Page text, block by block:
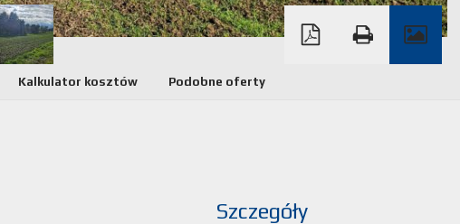
Kalkulator kosztów Podobne oferty
Szczegóły